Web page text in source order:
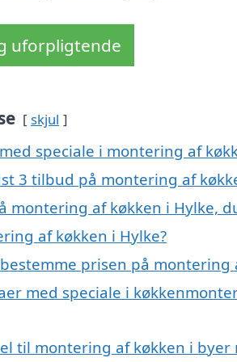
uforpligtende
skjul
speciale i montering af
3 tilbud på montering af
montering af køkken i Hylke,
af køkken i Hylke?
prisen på montering
med speciale i
til montering af køkken i